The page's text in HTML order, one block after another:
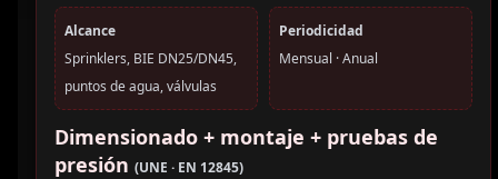
Alcance
Sprinklers, BIE DN25/DN45,
puntos de agua, válvulas
Periodicidad
Mensual · Anual
Dimensionado + montaje + pruebas de
presión (UNE · EN 12845)